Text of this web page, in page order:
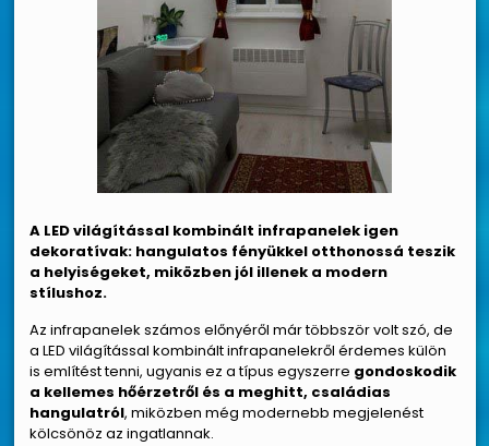
A LED világítással kombinált infrapanelek igen
dekoratívak: hangulatos fényükkel otthonossá teszik
a helyiségeket, miközben jól illenek a modern
stílushoz.
Az infrapanelek számos előnyéről már többször volt szó, de
a LED világítással kombinált infrapanelekről érdemes külön
is említést tenni, ugyanis ez a típus egyszerre gondoskodik
a kellemes hőérzetről és a meghitt, családias
hangulatról, miközben még modernebb megjelenést
kölcsönöz az ingatlannak.